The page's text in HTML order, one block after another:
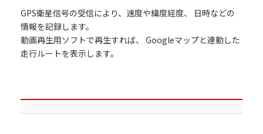
GPS衛星信号の受信により、速度や緯度経度、 日時などの
情報を記録します。
動画再生用ソフトで再生すれば、 Googleマップと連動した
走行ルートを表示します。